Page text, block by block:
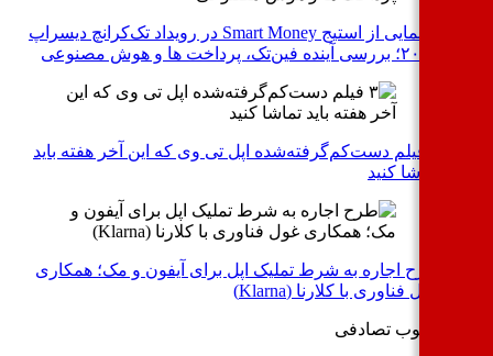
رونمایی از استیج Smart Money در رویداد تک‌کرانچ دیسراپ
۳ فیلم دست‌کم‌گرفته‌شده اپل تی وی که این آخر هفته باید
تماشا کنید
طرح اجاره به شرط تملیک اپل برای آیفون و مک؛ همکاری
غول فناوری با کلارنا (Klarna)
تصادفی